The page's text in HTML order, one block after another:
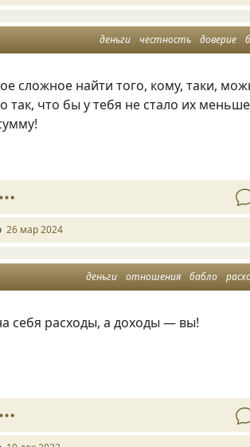
деньги честность доверие
сложное найти того, кому, таки,
так, что бы у тебя не стало их
26 мар 2024
деньги отношения бабло
себя расходы, а доходы — вы!